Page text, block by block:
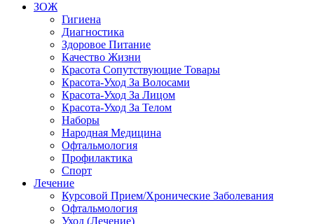
ЗОЖ
Гигиена
Диагностика
Здоровое Питание
Качество Жизни
Красота Сопутствующие Товары
Красота-Уход За Волосами
Красота-Уход За Лицом
Красота-Уход За Телом
Наборы
Народная Медицина
Офтальмология
Профилактика
Спорт
Лечение
Курсовой Прием/Хронические Заболевания
Офтальмология
Уход (Лечение)